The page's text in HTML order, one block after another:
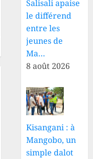
Salisali apaise
le différend
entre les
jeunes de
Ma…
8 août 2026
Kisangani : à
Mangobo, un
simple dalot